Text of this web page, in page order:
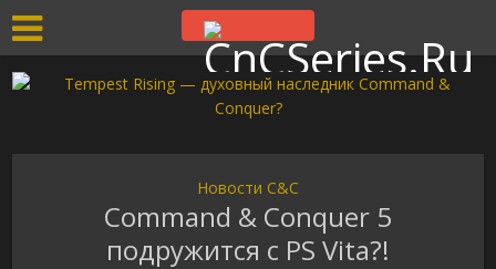
Новости C&C
Command & Conquer 5
подружится с PS Vita?!